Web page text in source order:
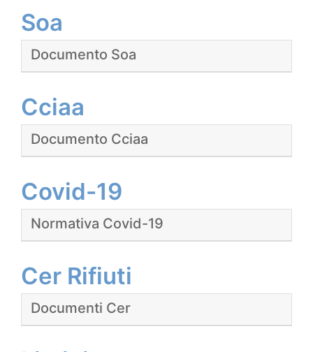
Soa
Documento Soa
Cciaa
Documento Cciaa
Covid-19
Normativa Covid-19
Cer Rifiuti
Documenti Cer